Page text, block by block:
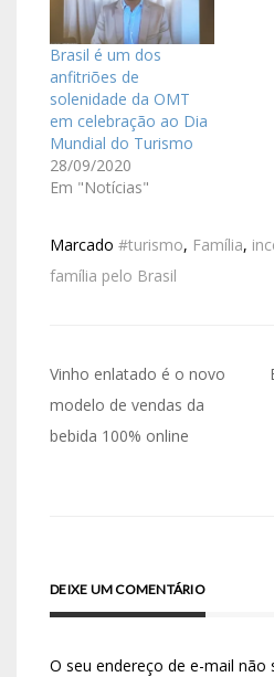
Brasil é um dos
anfitriões de
solenidade da OMT
em celebração ao Dia
Mundial do Turismo
28/09/2020
Em "Notícias"
Marcado #turismo, Família,
família pelo Brasil
Vinho enlatado é o novo
modelo de vendas da
bebida 100% online
DEIXE UM COMENTÁRIO
O seu endereço de e-mail não